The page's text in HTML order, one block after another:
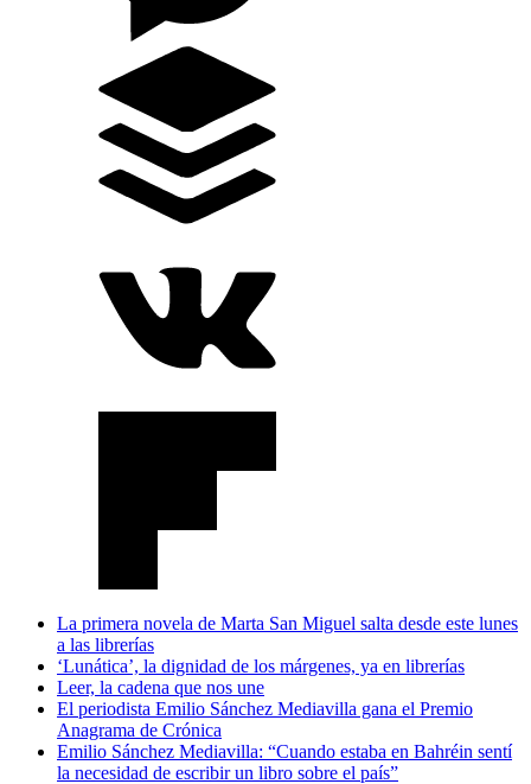
La primera novela de Marta San Miguel salta desde este lunes
a las librerías
‘Lunática’, la dignidad de los márgenes, ya en librerías
Leer, la cadena que nos une
El periodista Emilio Sánchez Mediavilla gana el Premio
Anagrama de Crónica
Emilio Sánchez Mediavilla: “Cuando estaba en Bahréin sentí
la necesidad de escribir un libro sobre el país”